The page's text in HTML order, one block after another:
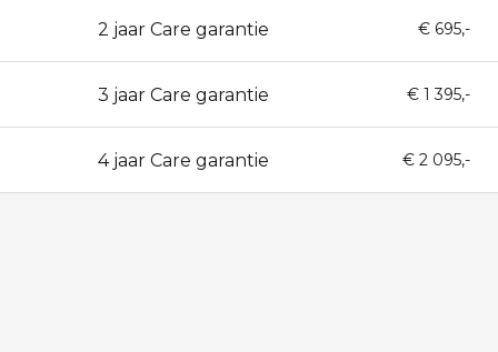
2 jaar Care garantie € 695,-
3 jaar Care garantie € 1 395,-
4 jaar Care garantie € 2 095,-